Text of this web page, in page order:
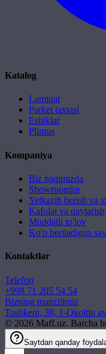
Katalog
Laminat
Parket taxtasi
Eshiklar
Plintus
Kompaniya
Biz haqimizda
Showroomlar
Yetkazib berish va
Kafolat va qaytarish
Muddatli to'lov
Ko'p beriladigan
Kontaktlar
Telefon
+998 71 205 54 54
Bizning manzilimiz
Toshkent, 38, 1-Okoltin
© 2026 Maff.uz. Barcha
Saytdan qanday